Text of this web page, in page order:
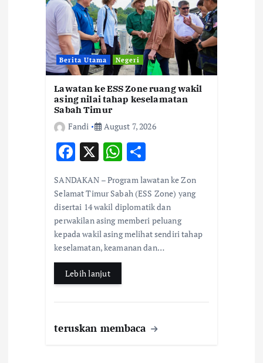
Berita Utama Negeri
Lawatan ke ESS Zone ruang wakil
asing nilai tahap keselamatan
Sabah Timur
Fandi
August 7, 2026
F
ac
e
b
o
o
k
X W
at
s
A
p
ar
e
SANDAKAN – Program lawatan ke Zon
Selamat Timur Sabah (ESS Zone) yang
disertai 14 wakil diplomatik dan
perwakilan asing memberi peluang
kepada wakil asing melihat sendiri tahap
keselamatan, keamanan dan…
Lebih lanjut
teruskan membaca